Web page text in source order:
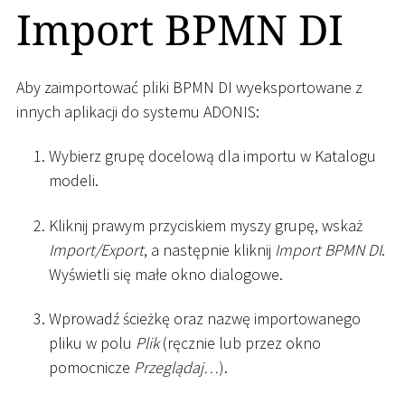
Import BPMN DI
Aby zaimportować pliki BPMN DI wyeksportowane z
innych aplikacji do systemu ADONIS:
Wybierz grupę docelową dla importu w Katalogu
modeli.
Kliknij prawym przyciskiem myszy grupę, wskaż
Import/Export, a następnie kliknij Import BPMN DI.
Wyświetli się małe okno dialogowe.
Wprowadź ścieżkę oraz nazwę importowanego
pliku w polu Plik(ręcznie lub przez okno
pomocnicze Przeglądaj…).